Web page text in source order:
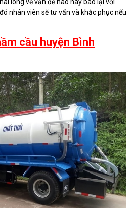
lòng về vấn đề nào hãy báo lại với
nhân viên sẽ tư vấn và khắc phục nếu
cầu huyện Bình